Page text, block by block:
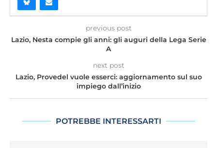
previous post
Lazio, Nesta compie gli anni: gli auguri della Lega Serie
A
next post
Lazio, Provedel vuole esserci: aggiornamento sul suo
impiego dall’inizio
POTREBBE INTERESSARTI